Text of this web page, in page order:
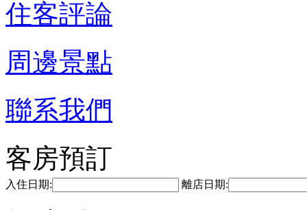
住客評論
周邊景點
聯系我們
客房預訂
入住日期: 離店日期: